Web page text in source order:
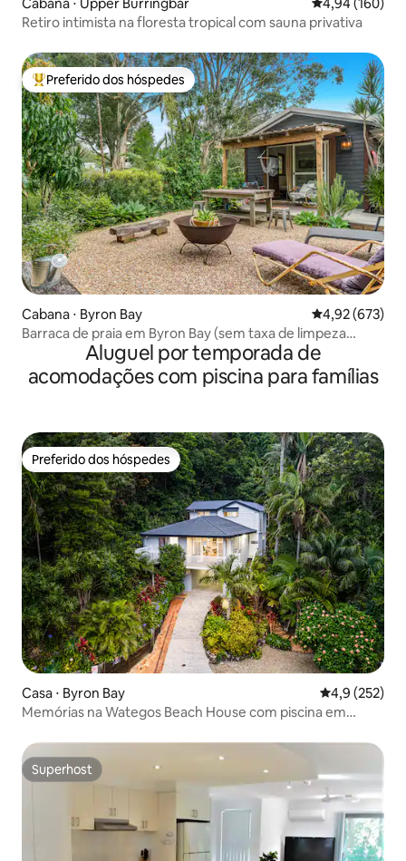
Retiro intimista na floresta tropical com sauna privativa
Entre os melhores preferidos dos hóspedes
Preferido dos hóspedes
Cabana ⋅ Byron Bay 4,92 de uma
4,92 (673)
Barraca de praia em Byron Bay (sem taxa de limpeza
Aluguel por temporada de
acomodações com piscina para famílias
Preferido dos hóspedes
Preferido dos hóspedes
Casa ⋅ Byron Bay 4,9 de uma
4,9 (252)
Memórias na Wategos Beach House com piscina em
Superhost
Superhost